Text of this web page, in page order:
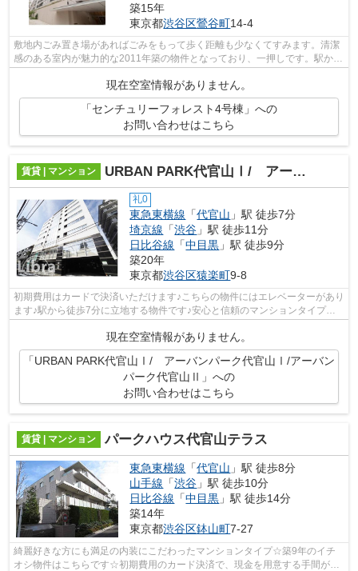
築15年
東京都渋谷区鶯谷町14-4
敷地内ごみ置き場があればごみをもって歩く距離も少なくてすみます。清潔
感のある室内が魅力的な2011年築の物件となっており、一押しです。駅から
現在空室情報がありません。
「センチュリーフォレスト4号棟」への
お問い合わせはこちら
賃貸 | マンション URBAN PARK代官山Ⅰ/ アーバンパーク代官山Ⅰ/アーバンパーク代官山Ⅱ
礼0
東急東横線 「代官山 」駅 徒歩7分
埼京線 「渋谷 」駅 徒歩11分
日比谷線 「中目黒 」駅 徒歩9分
築20年
東京都渋谷区猿楽町9-8
初期費用はカードで決済いただけます♪こちらの物件にはエレベーターがあり
ます♪駅から徒歩7分に立地する物件です♪安心と信頼のマンションタイプの
現在空室情報がありません。
「URBAN PARK代官山Ⅰ/ アーバンパーク代官山Ⅰ/アーバン
パーク代官山Ⅱ」への
お問い合わせはこちら
賃貸 | マンション パークハウス代官山テラス
東急東横線 「代官山 」駅 徒歩8分
山手線 「渋谷 」駅 徒歩10分
日比谷線 「中目黒 」駅 徒歩14分
築14年
東京都渋谷区鉢山町7-27
綺麗好きな方にも満足の内装にこだわったマンションタイプ☆築9年のイチ
オシ物件はこちらです☆初期費用のカード決済で、現金を用意する手間が省